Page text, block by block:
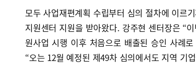
모두 사업재편계획 수립부터 심의 절차에 이르
지원센터 지원을 받아왔다. 강주현 센터장은 “
원사업 시행 이후 처음으로 배출된 승인 사례
“오는 12월 예정된 제49차 심의에서도 지역 기